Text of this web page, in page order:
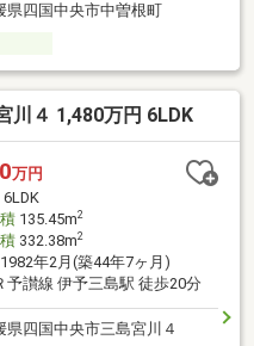
県四国中央市中曽根町
川４ 1,480万円 6LDK
万円
6LDK
135.45m2
332.38m2
1982年2月(築44年7ヶ月)
予讃線 伊予三島駅 徒歩20分
県四国中央市三島宮川４